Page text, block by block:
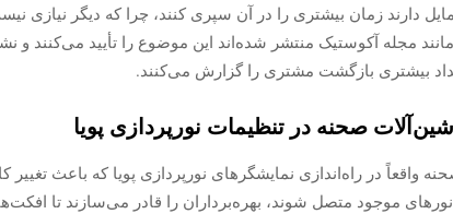
دارند زمان بیشتری را در آن سپری کنند، چرا که دیگر نیازی
مجله آکوستیک منتشر شده‌اند این موضوع را تأیید می‌کنند
بیشتری بازگشت مشتری را گزارش می‌کنند.
صحنه در تنظیمات نورپردازی پویا
واقعاً در راه‌اندازی نمایشگرهای نورپردازی پویا که باعث
موجود متصل شوند، بهره‌برداران را قادر می‌سازند تا